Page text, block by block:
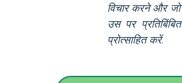
विचार करने और जो
उस पर
प्रोत्साहित करें.